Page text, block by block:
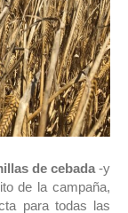
de cebada-y
de la campaña,
para todas las